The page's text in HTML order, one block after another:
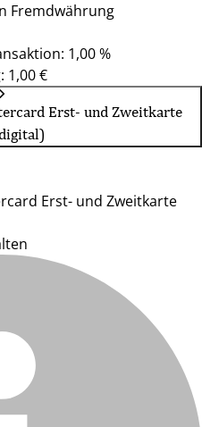
Fremdwährung
1,00 %
1,00 €
Erst- und Zweitkarte
Erst- und Zweitkarte